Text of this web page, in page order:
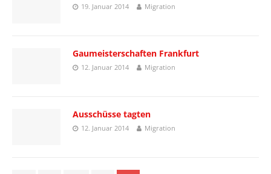
19. Januar 2014 Migration
Gaumeisterschaften Frankfurt
12. Januar 2014 Migration
Ausschüsse tagten
12. Januar 2014 Migration